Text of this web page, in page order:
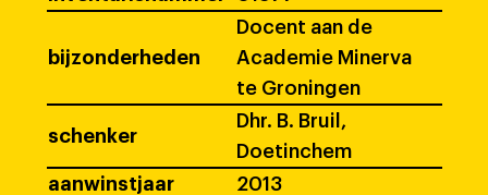
bijzonderheden
Docent aan de
Academie Minerva
te Groningen
schenker
Dhr. B. Bruil,
Doetinchem
aanwinstjaar
2013